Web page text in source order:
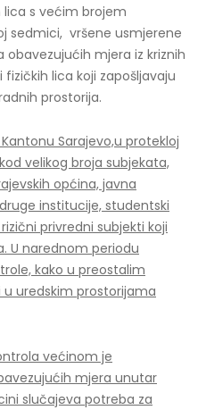
s većim brojem
sedmici, vršene usmjerene
mjera iz kriznih
lica koji zapošljavaju
prostorija.
Sarajevo,u protekloj
velikog broja subjekata,
općina, javna
institucije, studentski
privredni subjekti koji
U narednom periodu
kako u preostalim
uredskim prostorijama
većinom je
mjera unutar
slučajeva potreba za